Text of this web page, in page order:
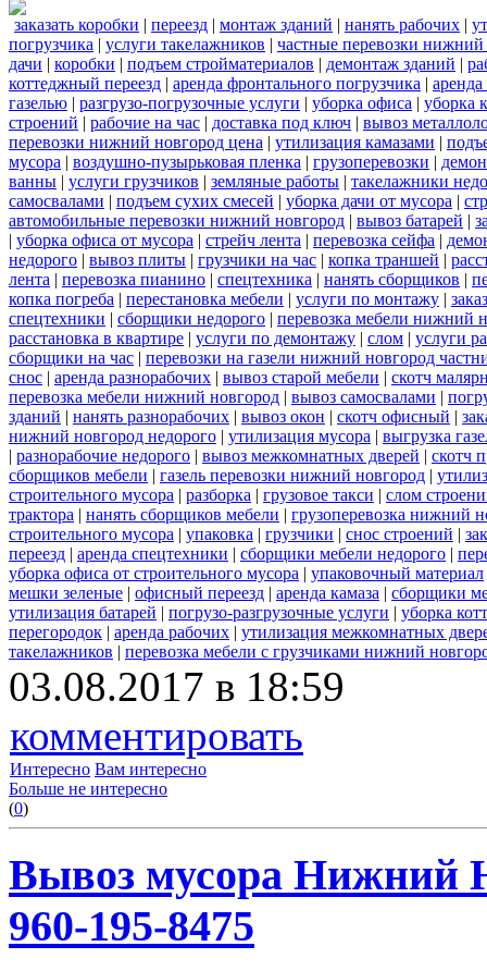
заказать коробки | переезд | монтаж зданий | нанять рабочих |
погрузчика | услуги такелажников | частные перевозки нижний
дачи | коробки | подъем стройматериалов | демонтаж зданий |
коттеджный переезд | аренда фронтального погрузчика |
газелью | разгрузо-погрузочные услуги | уборка офиса | уборка
строений | рабочие на час | доставка под ключ | вывоз
перевозки нижний новгород цена | утилизация камазами |
мусора | воздушно-пузырьковая пленка | грузоперевозки |
ванны | услуги грузчиков | земляные работы | такелажники
самосвалами | подъем сухих смесей | уборка дачи от мусора |
автомобильные перевозки нижний новгород | вывоз батарей |
| уборка офиса от мусора | стрейч лента | перевозка сейфа |
недорого | вывоз плиты | грузчики на час | копка траншей |
лента | перевозка пианино | спецтехника | нанять сборщиков |
копка погреба | перестановка мебели | услуги по монтажу |
спецтехники | сборщики недорого | перевозка мебели нижний
расстановка в квартире | услуги по демонтажу | слом | услуги
сборщики на час | перевозки на газели нижний новгород
снос | аренда разнорабочих | вывоз старой мебели | скотч
перевозка мебели нижний новгород | вывоз самосвалами |
зданий | нанять разнорабочих | вывоз окон | скотч офисный |
нижний новгород недорого | утилизация мусора | выгрузка
| разнорабочие недорого | вывоз межкомнатных дверей | скотч
сборщиков мебели | газель перевозки нижний новгород |
строительного мусора | разборка | грузовое такси | слом
трактора | нанять сборщиков мебели | грузоперевозка нижний
строительного мусора | упаковка | грузчики | снос строений |
переезд | аренда спецтехники | сборщики мебели недорого |
уборка офиса от строительного мусора | упаковочный материал
мешки зеленые | офисный переезд | аренда камаза | сборщики
утилизация батарей | погрузо-разгрузочные услуги | уборка
перегородок | аренда рабочих | утилизация межкомнатных
такелажников | перевозка мебели с грузчиками нижний
03.08.2017 в 18:59
комментировать
Интересно Вам интересно
Больше не интересно
(0)
Вывоз мусора Нижний
960-195-8475